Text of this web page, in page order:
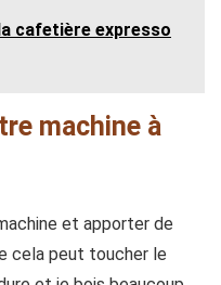
cafetière expresso
machine à
et apporter de
cela peut toucher le